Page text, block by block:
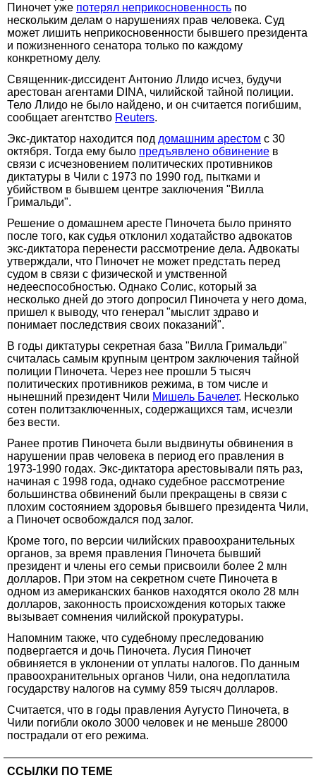
Пиночет уже потерял неприкосновенность по
нескольким делам о нарушениях прав человека. Суд
может лишить неприкосновенности бывшего президента
и пожизненного сенатора только по каждому
конкретному делу.
Священник-диссидент Антонио Ллидо исчез, будучи
арестован агентами DINA, чилийской тайной полиции.
Тело Ллидо не было найдено, и он считается погибшим,
сообщает агентство Reuters.
Экс-диктатор находится под домашним арестом с 30
октября. Тогда ему было предъявлено обвинение в
связи с исчезновением политических противников
диктатуры в Чили с 1973 по 1990 год, пытками и
убийством в бывшем центре заключения "Вилла
Гримальди".
Решение о домашнем аресте Пиночета было принято
после того, как судья отклонил ходатайство адвокатов
экс-диктатора перенести рассмотрение дела. Адвокаты
утверждали, что Пиночет не может предстать перед
судом в связи с физической и умственной
недееспособностью. Однако Солис, который за
несколько дней до этого допросил Пиночета у него дома,
пришел к выводу, что генерал "мыслит здраво и
понимает последствия своих показаний".
В годы диктатуры секретная база "Вилла Гримальди"
считалась самым крупным центром заключения тайной
полиции Пиночета. Через нее прошли 5 тысяч
политических противников режима, в том числе и
нынешний президент Чили Мишель Бачелет. Несколько
сотен политзаключенных, содержащихся там, исчезли
без вести.
Ранее против Пиночета были выдвинуты обвинения в
нарушении прав человека в период его правления в
1973-1990 годах. Экс-диктатора арестовывали пять раз,
начиная с 1998 года, однако судебное рассмотрение
большинства обвинений были прекращены в связи с
плохим состоянием здоровья бывшего президента Чили,
а Пиночет освобождался под залог.
Кроме того, по версии чилийских правоохранительных
органов, за время правления Пиночета бывший
президент и члены его семьи присвоили более 2 млн
долларов. При этом на секретном счете Пиночета в
одном из американских банков находятся около 28 млн
долларов, законность происхождения которых также
вызывает сомнения чилийской прокуратуры.
Напомним также, что судебному преследованию
подвергается и дочь Пиночета. Лусия Пиночет
обвиняется в уклонении от уплаты налогов. По данным
правоохранительных органов Чили, она недоплатила
государству налогов на сумму 859 тысяч долларов.
Считается, что в годы правления Аугусто Пиночета, в
Чили погибли около 3000 человек и не меньше 28000
пострадали от его режима.
ССЫЛКИ ПО ТЕМЕ